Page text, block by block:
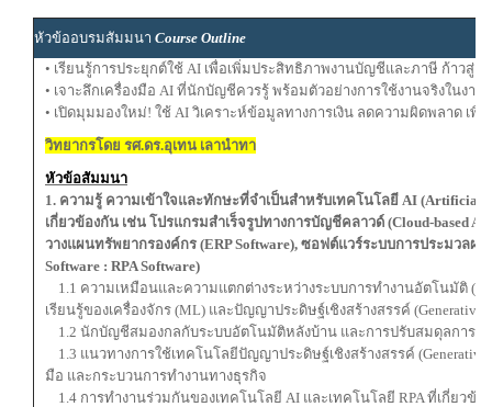
หัวข้ออบรมสัมมนา Course Outline
• เรียนรู้การประยุกต์ใช้ AI เพื่อเพิ่มประสิทธิภาพงานบัญชีและภาษี ก้าวสู่ยุ
• เจาะลึกเครื่องมือ AI ที่นักบัญชีควรรู้ พร้อมตัวอย่างการใช้งานจริงในงา
• เปิดมุมมองใหม่! ใช้ AI วิเคราะห์ข้อมูลทางการเงิน ลดความผิดพลาด เ
วิทยากรโดย รศ.ดร.อุเทน เลานำทา
หัวข้อสัมมนา
1. ความรู้ ความเข้าใจและทักษะที่จำเป็นสำหรับเทคโนโลยี AI (Artificial
เกี่ยวข้องกัน เช่น โปรแกรมสำเร็จรูปทางการบัญชีคลาวด์ (Cloud-based
วางแผนทรัพยากรองค์กร (ERP Software), ซอฟต์แวร์ระบบการประมวลผล
Software : RPA Software)
1.1 ความเหมือนและความแตกต่างระหว่างระบบการทำงานอัตโนมัติ
เรียนรู้ของเครื่องจักร (ML) และปัญญาประดิษฐ์เชิงสร้างสรรค์ (Generative
1.2 นักบัญชีสมองกลกับระบบอัตโนมัติหลังบ้าน และการปรับสมดุลการท
1.3 แนวทางการใช้เทคโนโลยีปัญญาประดิษฐ์เชิงสร้างสรรค์
มือ และกระบวนการทำงานทางธุรกิจ
1.4 การทำงานร่วมกันของเทคโนโลยี AI และเทคโนโลยี RPA ที่เกี่ยว